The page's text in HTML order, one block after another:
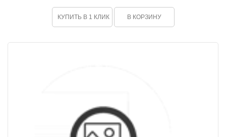
КУПИТЬ В 1 КЛИК В КОРЗИНУ